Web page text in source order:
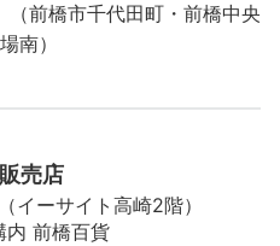
（前橋市千代田町・前橋中央
南）
売店
イーサイト高崎2階）
内 前橋百貨